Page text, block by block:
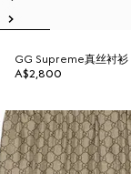
GG Supreme真丝衬衫
A$2,800